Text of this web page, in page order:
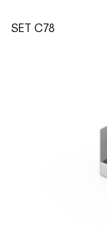
SET C78